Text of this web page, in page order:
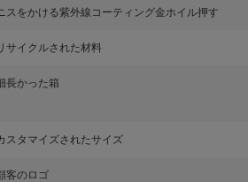
スをかける紫外線コーティング金ホイル押す
サイクルされた材料
長かった箱
スタマイズされたサイズ
客のロゴ